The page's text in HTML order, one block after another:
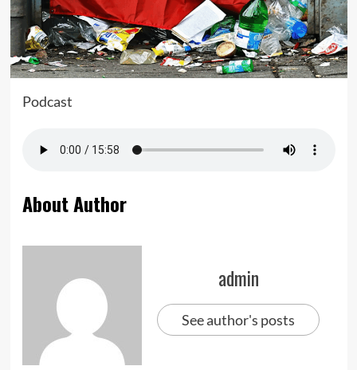
Podcast
About Author
admin
See author's posts